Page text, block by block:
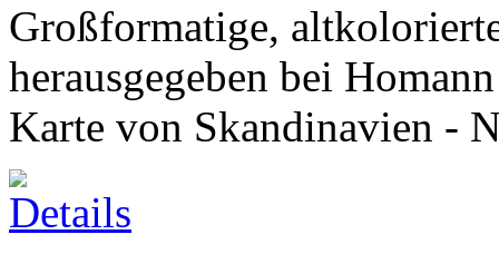
Großformatige,
herausgegeben bei
Karte von Skandinavien -